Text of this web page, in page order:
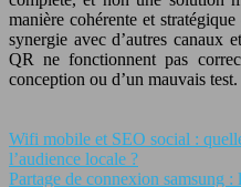
manière cohérente et
synergie avec d’autres canaux
QR ne fonctionnent pas
conception ou d’un mauvais test.
Wifi mobile et SEO social :
l’audience locale ?
Partage de connexion samsung